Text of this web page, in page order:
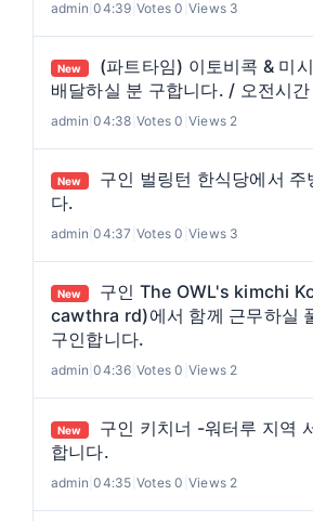
admin |04:39 Votes 0 Views 3
New
(파트타임) 이토비콕 & 미
배달하실 분 구합니다. / 오전시간
admin |04:38 Votes 0 Views 2
New
구인 벌링턴 한식당에서 주
다.
admin |04:37 Votes 0 Views 3
New
구인 The OWL's kimchi
cawthra rd)에서 함께 근무하실
구인합니다.
admin |04:36 Votes 0 Views 2
New
구인 키치너 -워터루 지역
합니다.
admin |04:35 Votes 0 Views 2